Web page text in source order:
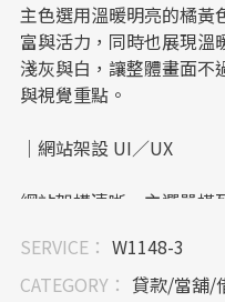
主色選用溫暖明亮的橘黃
富與活力，同時也展現溫
淺灰與白，讓整體畫面不
與視覺重點。
｜網站架設 UI／UX
網站架構清晰，主選單橫
首頁分段導覽邏輯良好，
紹到問題解決，環環相扣
SERVICE： W1148-3
CATEGORY： 貸款/當舖/